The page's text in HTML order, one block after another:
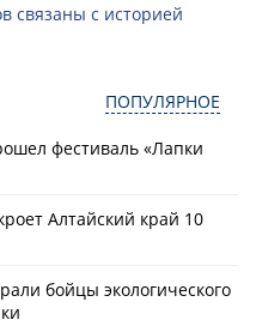
связаны с историей
ПОПУЛЯРНОЕ
фестиваль «Лапки
Алтайский край 10
бойцы экологического